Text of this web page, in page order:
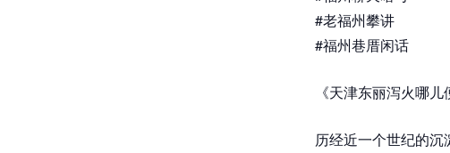
#老福州攀讲
#福州巷厝闲话
《天津东丽泻火哪儿
历经近一个世纪的